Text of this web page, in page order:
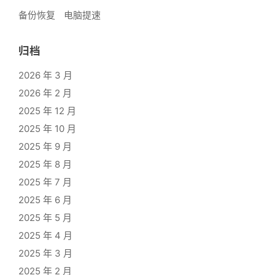
备份恢复
电脑提速
归档
2026 年 3 月
2026 年 2 月
2025 年 12 月
2025 年 10 月
2025 年 9 月
2025 年 8 月
2025 年 7 月
2025 年 6 月
2025 年 5 月
2025 年 4 月
2025 年 3 月
2025 年 2 月